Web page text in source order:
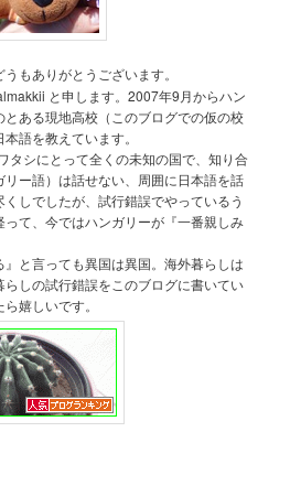
もありがとうございます。
と申します。2007年9月からハン
ある現地高校（このブログでの仮の校
語を教えています。
タシにとって全くの未知の国で、知り合
ー語）は話せない、周囲に日本語を話
しでしたが、試行錯誤でやっているう
て、今ではハンガリーが『一番親しみ
と言っても異国は異国。海外暮らしは
しの試行錯誤をこのブログに書いてい
嬉しいです。